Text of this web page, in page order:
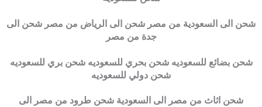
شحن الى السعودية من مصر شحن الى الرياض من مصر شحن الى
جدة من مصر
شحن بضائع للسعوديه شحن بحري للسعوديه شحن بري للسعوديه
شحن دولي للسعوديه
شحن اثاث من مصر الى السعودية شحن طرود من مصر الى